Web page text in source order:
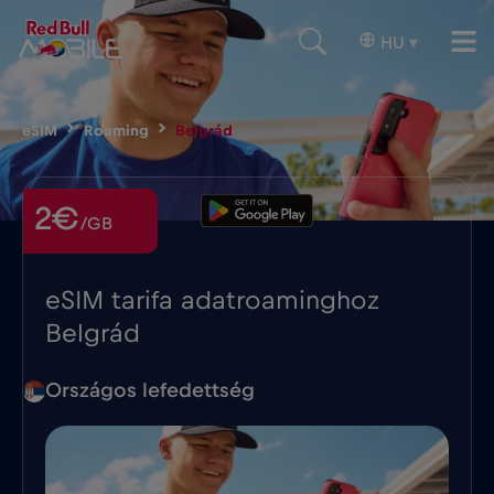
HU ▾
eSIM Roaming Belgrád
eSIM tarifa adatroaminghoz
Belgrád
2€/GB
Országos lefedettség